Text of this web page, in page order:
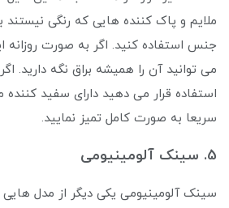
ملایم و پاک کننده هایی که رنگی نیستند
جنس استفاده کنید. اگر به صورت روزانه
می ‌توانید آن را همیشه براق نگه دارید.
استفاده قرار می دهید دارای سفید کننده
سریعا به صورت کامل تمیز نمایید.
5. سینک آلومینیومی
سینک آلومینیومی یکی دیگر از مدل